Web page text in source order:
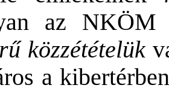
az NKÖM
közzétételük
a